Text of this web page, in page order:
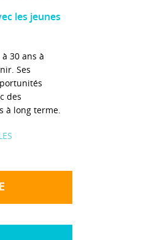
les jeunes
30 ans à
Ses
des
à long terme.